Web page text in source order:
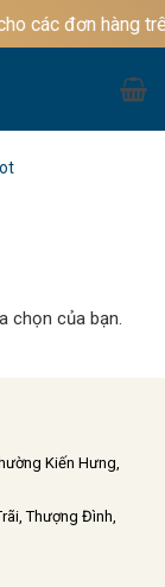
các đơn hàng
chọn của bạn.
Kiến Hưng,
Thượng Đình,